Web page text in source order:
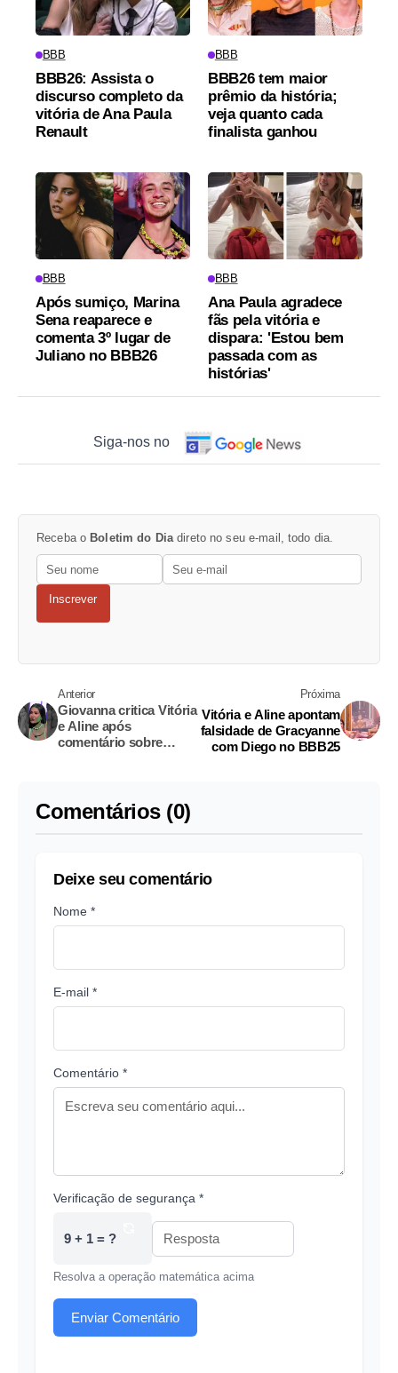
BBB
BBB26: Assista o
discurso completo da
vitória de Ana Paula
Renault
BBB
BBB26 tem maior
prêmio da história;
veja quanto cada
finalista ganhou
BBB
Após sumiço, Marina
Sena reaparece e
comenta 3º lugar de
Juliano no BBB26
BBB
Ana Paula agradece
fãs pela vitória e
dispara: 'Estou bem
passada com as
histórias'
Siga-nos no
Receba o Boletim do Dia direto no seu e-mail, todo dia.
Inscrever
Anterior
Giovanna critica Vitória
e Aline após
comentário sobre
Próxima
Vitória e Aline apontam
falsidade de Gracyanne
com Diego no BBB25
Comentários (0)
Deixe seu comentário
Nome *
E-mail *
Comentário *
Verificação de segurança *
9 + 1 = ?
Resolva a operação matemática acima
Enviar Comentário